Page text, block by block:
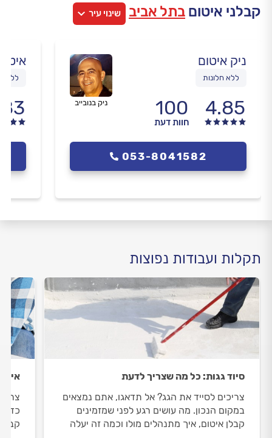
קבלני איטום בתל אביב שינוי עיר
ניק איטום
ללא חלונות
4.85
100
חוות דעת
ניק בנובייב
053-8041582
ללא
תקלות ועבודות נפוצות
סיוד גגות: כל מה שצריך לדעת
צריכים לסייד את הגג? אל תדאגו, אתם נמצאים
במקום הנכון. מה עושים רגע לפני שמזמינים
קבלן איטום, איך מתנהלים מולו וכמה זה יעלה
כדי